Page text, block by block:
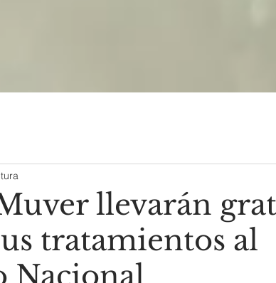
llevarán
tratamientos al
Nacional